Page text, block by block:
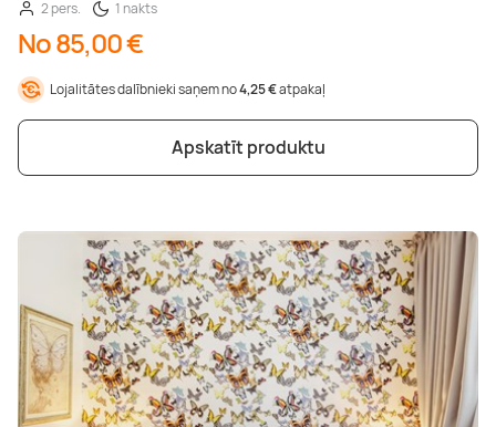
2 pers.
1 nakts
No 85,00 €
Lojalitātes dalībnieki saņem no4,25 €atpakaļ
Apskatīt produktu